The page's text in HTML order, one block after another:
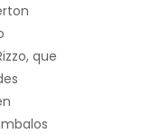
que